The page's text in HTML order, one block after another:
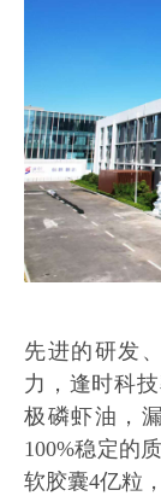
先进的研发
力，逢时科
极磷虾油，
100%稳定的
软胶囊4亿粒